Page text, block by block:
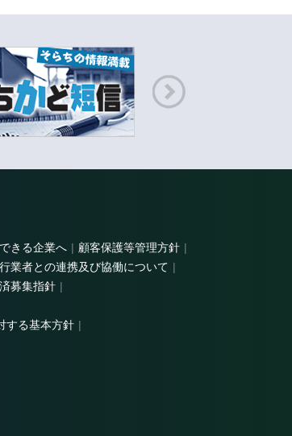
きる企業へ
顧客保護等管理方針
業者との連携及び協働について
募集指針
する基本方針